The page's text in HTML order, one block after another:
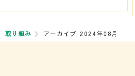
取り組み アーカイブ 2024年08月